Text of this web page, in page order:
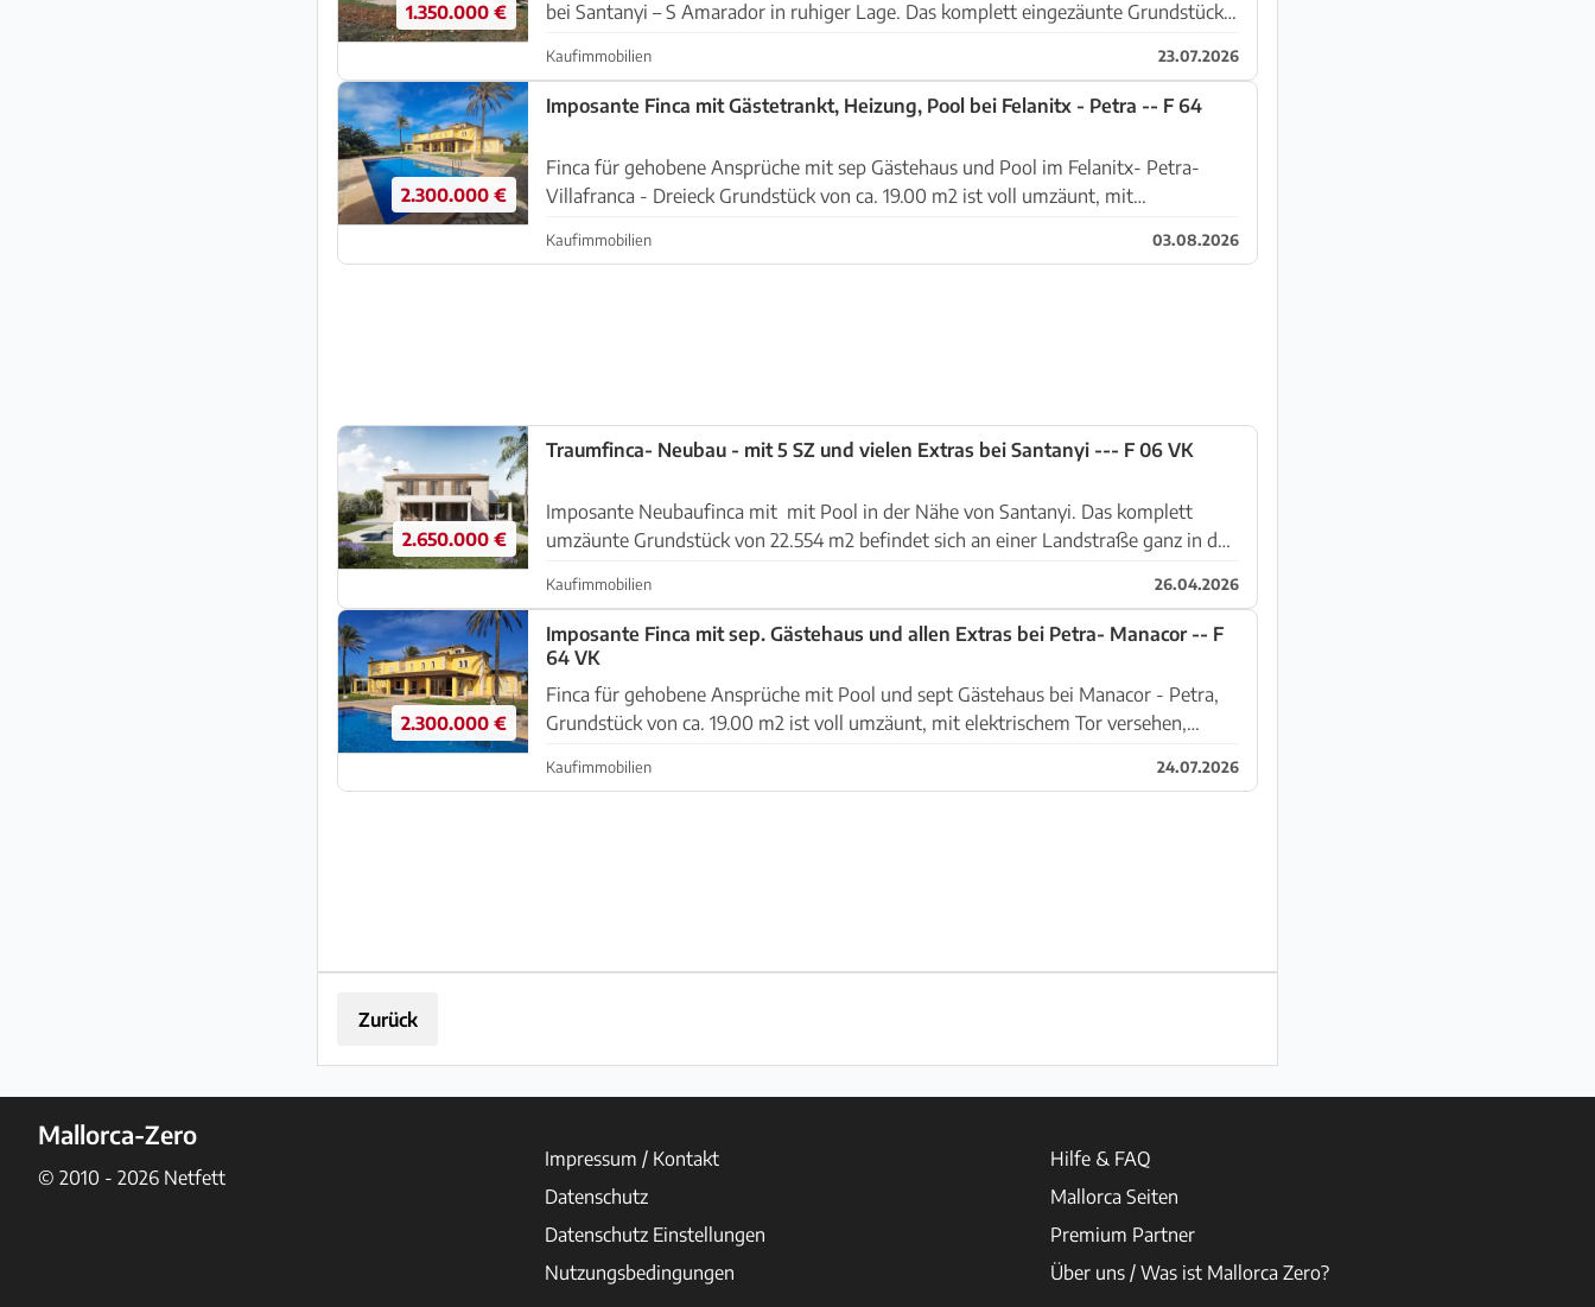
1.350.000 €
bei Santanyi – S Amarador in ruhiger Lage. Das komplett eingezäunte Grundstück (
Kaufimmobilien 23.07.2026
2.300.000 €
Imposante Finca mit Gästetrankt, Heizung, Pool bei Felanitx - Petra -- F 64
Finca für gehobene Ansprüche mit sep Gästehaus und Pool im Felanitx- Petra-
Villafranca - Dreieck Grundstück von ca. 19.00 m2 ist voll umzäunt, mit
Kaufimmobilien 03.08.2026
2.650.000 €
Traumfinca- Neubau - mit 5 SZ und vielen Extras bei Santanyi --- F 06 VK
Imposante Neubaufinca mit mit Pool in der Nähe von Santanyi. Das komplett
umzäunte Grundstück von 22.554 m2 befindet sich an einer Landstraße ganz in der
Kaufimmobilien 26.04.2026
2.300.000 €
Imposante Finca mit sep. Gästehaus und allen Extras bei Petra- Manacor -- F
64 VK
Finca für gehobene Ansprüche mit Pool und sept Gästehaus bei Manacor - Petra,
Grundstück von ca. 19.00 m2 ist voll umzäunt, mit elektrischem Tor versehen,
Kaufimmobilien 24.07.2026
Zurück
Mallorca-Zero
© 2010 - 2026 Netfett
Impressum / Kontakt
Datenschutz
Datenschutz Einstellungen
Nutzungsbedingungen
Hilfe & FAQ
Mallorca Seiten
Premium Partner
Über uns / Was ist Mallorca Zero?